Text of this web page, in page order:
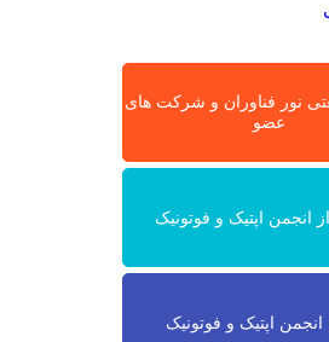
نور فناوران و شرکت های
عضو
انجمن اپتیک و فوتونیک
اپتیک و فوتونیک